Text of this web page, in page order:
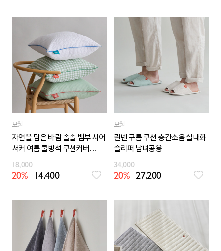
보웰
자연을 담은 바람 솔솔 뱀부 시어
서커 여름 쿨방석 쿠션커버
50x50
18,000
20% 14,400
보웰
린넨 구름 쿠션 층간소음 실내화
슬리퍼 남녀공용
34,000
20% 27,200